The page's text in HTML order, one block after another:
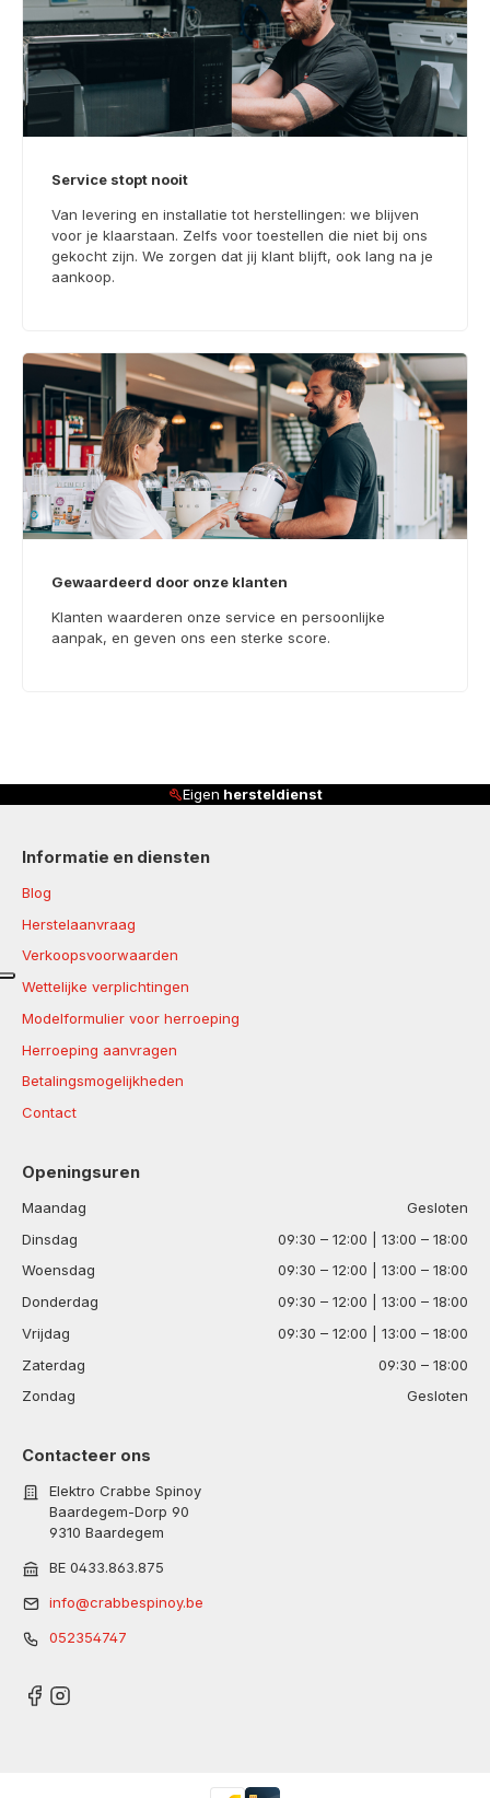
Service stopt nooit
Van levering en installatie tot herstellingen: we blijven
voor je klaarstaan. Zelfs voor toestellen die niet bij ons
gekocht zijn. We zorgen dat jij klant blijft, ook lang na je
aankoop.
Gewaardeerd door onze klanten
Klanten waarderen onze service en persoonlijke
aanpak, en geven ons een sterke score.
Klanten beoordelen ons
Informatie en diensten
Blog
Herstelaanvraag
Verkoopsvoorwaarden
Wettelijke verplichtingen
Modelformulier voor herroeping
Herroeping aanvragen
Betalingsmogelijkheden
Contact
Openingsuren
Maandag
Gesloten
Dinsdag
09:30 – 12:00 | 13:00 – 18:00
Woensdag
09:30 – 12:00 | 13:00 – 18:00
Donderdag
09:30 – 12:00 | 13:00 – 18:00
Vrijdag
09:30 – 12:00 | 13:00 – 18:00
Zaterdag
09:30 – 18:00
Zondag
Gesloten
Contacteer ons
Elektro Crabbe Spinoy
Baardegem-Dorp 90
9310 Baardegem
BE 0433.863.875
info@crabbespinoy.be
052354747